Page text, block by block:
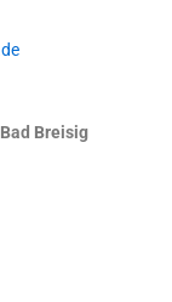
Breisig